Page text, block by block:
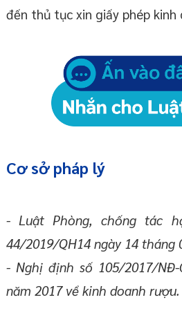
đến thủ tục xin giấy phép
Cơ sở pháp lý
- Luật Phòng, chống tác
44/2019/QH14 ngày 14 tháng
- Nghị định số 105/2017/
năm 2017 về kinh doanh rượu.